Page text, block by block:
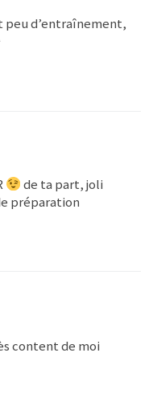
peu d’entraînement,
de ta part, joli
préparation
content de moi